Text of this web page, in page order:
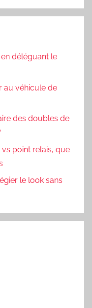
déléguant le
au véhicule de
des doubles de
point relais, que
le look sans